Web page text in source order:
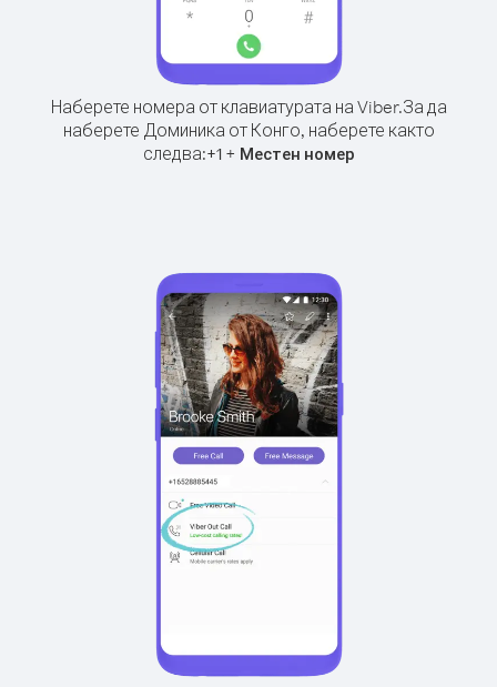
Наберете номера от клавиатурата на Viber.За да
наберете Доминика от Конго, наберете както
следва:+1+ Местен номер